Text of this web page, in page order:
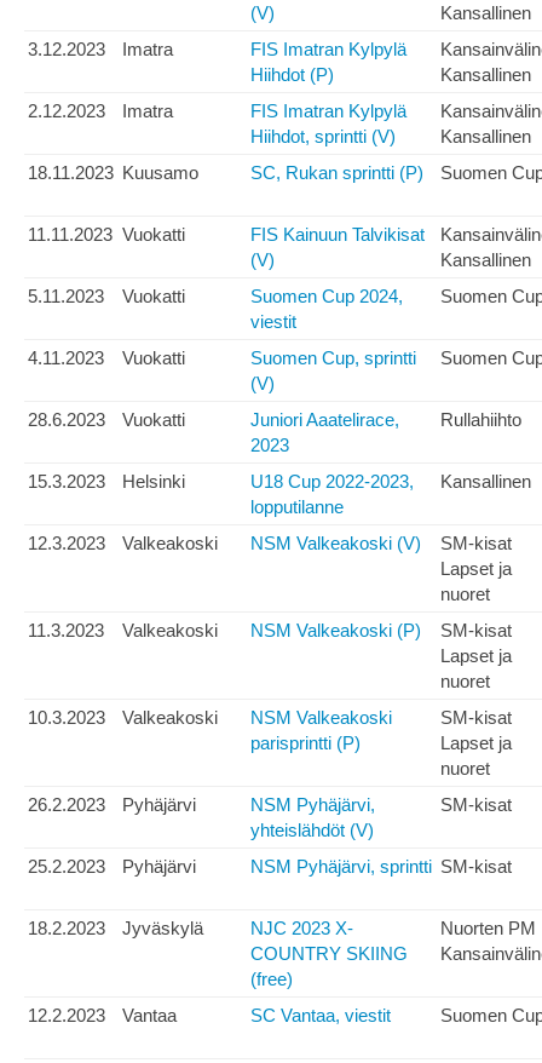
(V)
Kansallinen
3.12.2023
Imatra
FIS Imatran Kylpylä
Hiihdot (P)
Kansallinen
2.12.2023
Imatra
FIS Imatran Kylpylä
Hiihdot, sprintti (V)
Kansallinen
18.11.2023 Kuusamo SC, Rukan sprintti (P) Suomen
11.11.2023 Vuokatti
FIS Kainuun Talvikisat
(V)
Kansallinen
5.11.2023
Vuokatti
Suomen Cup 2024,
viestit
Suomen
4.11.2023 Vuokatti
Suomen Cup, sprintti
(V)
Suomen
28.6.2023 Vuokatti
Juniori Aaatelirace,
2023
Rullahiihto
15.3.2023 Helsinki
U18 Cup 2022-2023,
lopputilanne
Kansallinen
12.3.2023 Valkeakoski NSM Valkeakoski (V)
SM-kisat
Lapset ja
nuoret
11.3.2023
Valkeakoski NSM Valkeakoski (P)
SM-kisat
Lapset ja
nuoret
10.3.2023
Valkeakoski
NSM Valkeakoski
parisprintti (P)
SM-kisat
Lapset ja
nuoret
26.2.2023
Pyhäjärvi
NSM Pyhäjärvi,
yhteislähdöt (V)
SM-kisat
25.2.2023 Pyhäjärvi NSM Pyhäjärvi, sprintti SM-kisat
18.2.2023 Jyväskylä
NJC 2023 X-
COUNTRY SKIING
(free)
Nuorten PM
12.2.2023 Vantaa SC Vantaa, viestit Suomen